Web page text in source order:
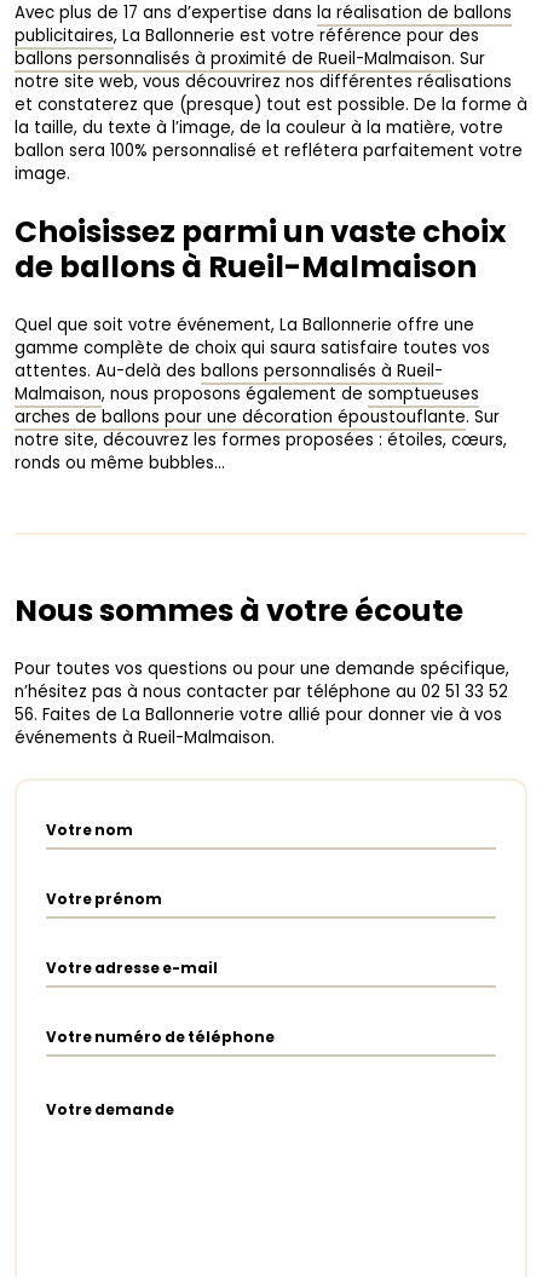
Avec plus de 17 ans d’expertise dans la réalisation de ballons
publicitaires, La Ballonnerie est votre référence pour des
ballons personnalisés à proximité de Rueil-Malmaison. Sur
notre site web, vous découvrirez nos différentes réalisations
et constaterez que (presque) tout est possible. De la forme à
la taille, du texte à l’image, de la couleur à la matière, votre
ballon sera 100% personnalisé et reflétera parfaitement votre
image.
Choisissez parmi un vaste choix
de ballons à Rueil-Malmaison
Quel que soit votre événement, La Ballonnerie offre une
gamme complète de choix qui saura satisfaire toutes vos
attentes. Au-delà des ballons personnalisés à Rueil-
Malmaison, nous proposons également de somptueuses
arches de ballons pour une décoration époustouflante. Sur
notre site, découvrez les formes proposées : étoiles, cœurs,
ronds ou même bubbles…
Nous sommes à votre écoute
Pour toutes vos questions ou pour une demande spécifique,
n’hésitez pas à nous contacter par téléphone au 02 51 33 52
56. Faites de La Ballonnerie votre allié pour donner vie à vos
événements à Rueil-Malmaison.
Votre nom
Votre prénom
Votre adresse e-mail
Votre numéro de téléphone
Votre demande